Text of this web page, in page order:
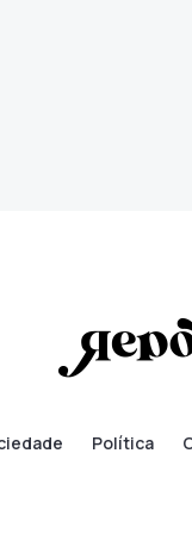
Política